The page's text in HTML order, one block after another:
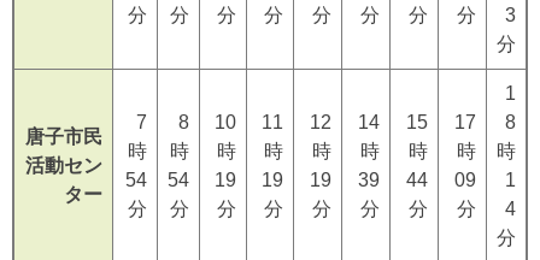
分
分
分
分
分
分
分
分
3
分
唐子市民
活動セン
ター
7
時
54
分
8
時
54
分
10
時
19
分
11
時
19
分
12
時
19
分
14
時
39
分
15
時
44
分
17
時
09
分
1
8
時
1
4
分